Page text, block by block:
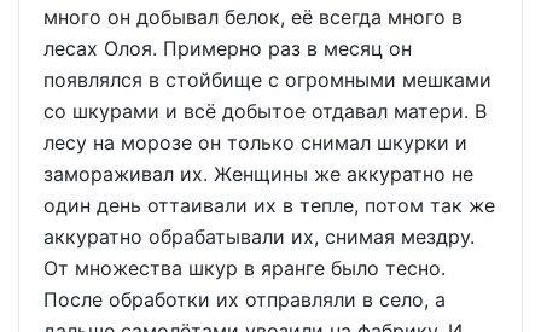
много он добывал белок, её всегда много в
лесах Олоя. Примерно раз в месяц он
появлялся в стойбище с огромными мешками
со шкурами и всё добытое отдавал матери. В
лесу на морозе он только снимал шкурки и
замораживал их. Женщины же аккуратно не
один день оттаивали их в тепле, потом так же
аккуратно обрабатывали их, снимая мездру.
От множества шкур в яранге было тесно.
После обработки их отправляли в село, а